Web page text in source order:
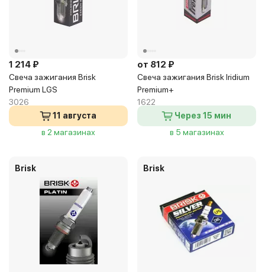
1 214 ₽
Свеча зажигания Brisk
Premium LGS
3026
11 августа
в 2 магазинах
от 812 ₽
Свеча зажигания Brisk Iridium
Premium+
1622
Через 15 мин
в 5 магазинах
Brisk Brisk